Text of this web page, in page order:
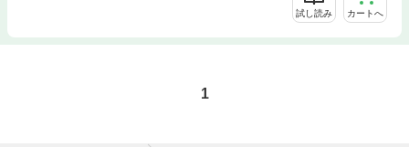
試し読み カートへ
1